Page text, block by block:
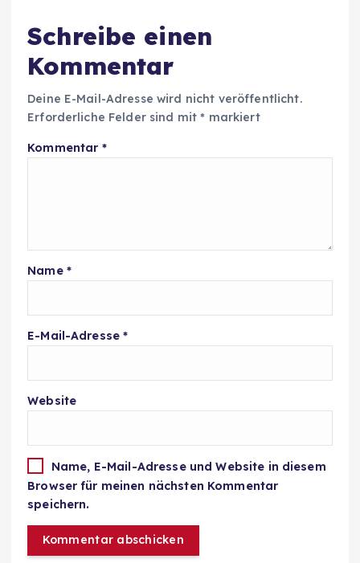
Schreibe einen
Kommentar
Deine E-Mail-Adresse wird nicht veröffentlicht.
Erforderliche Felder sind mit* markiert
Kommentar *
Name *
E-Mail-Adresse*
Website
Name, E-Mail-Adresse und Website in diesem
Browser für meinen nächsten Kommentar
speichern.